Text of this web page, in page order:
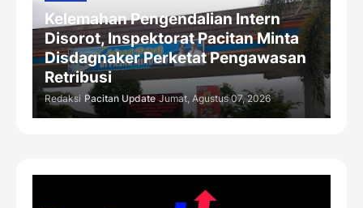
Kelemahan Pengendalian Intern
Disorot, Inspektorat Pacitan Minta
Disdagnaker Perketat Pengawasan
Retribusi
Redaksi Pacitan Update Jumat, Agustus 07, 2026